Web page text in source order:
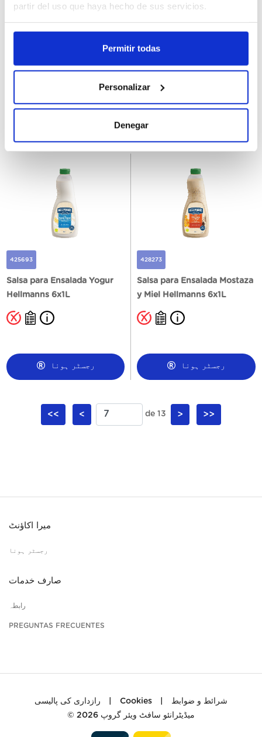
partir del uso que haya hecho de sus servicios.
Permitir todas
Personalizar
Denegar
415625
Nuggets Veganos NoPollo
424572
Salsa para Ensalada César
Hellmanns 6x1L
425693
Salsa para Ensalada Yogur
Hellmanns 6x1L
رجسٹر ہونا
428273
Salsa para Ensalada Mostaza
y Miel Hellmanns 6x1L
رجسٹر ہونا
<< < de 13 > >>
میرا اکاؤنٹ
رجسٹر ہونا
صارف خدمات
رابطہ
PREGUNTAS FRECUENTES
رازداری کی پالیسی Cookies
شرائط و ضوابط
© 2026 میڈیٹرانئو سافٹ ویئر گروپ